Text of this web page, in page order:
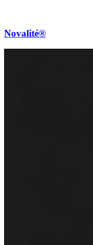
Novalité®